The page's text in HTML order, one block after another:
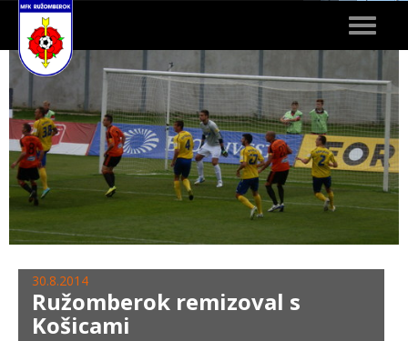
Toggle
30.8.2014
Ružomberok remizoval s
Košicami